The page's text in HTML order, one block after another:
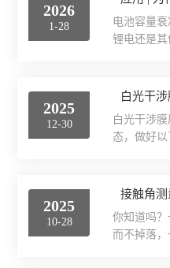
拉曼光谱仪
红外光谱（IR、傅立叶
扫描探针显微镜/原子力
低温恒温器
荧光分光光度计（分子
现出优异的
材料遭遇
温熔体（
与渗透。
润湿性正
2026
1-28
电池容量衰
锂电还是
法“捕捉过
动态结构
从“静态”到
Nb(V)的
被还原——
2025
12-30
白光干涉
态，做好
剂，轻轻
剂，防止
否通畅，
2025
10-28
你知道吗
而不掉落